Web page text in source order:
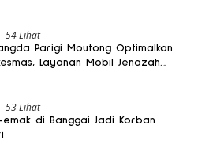
54 Lihat
Parigi Moutong Optimalkan
Layanan Mobil Jenazah
53 Lihat
emak di Banggai Jadi Korban